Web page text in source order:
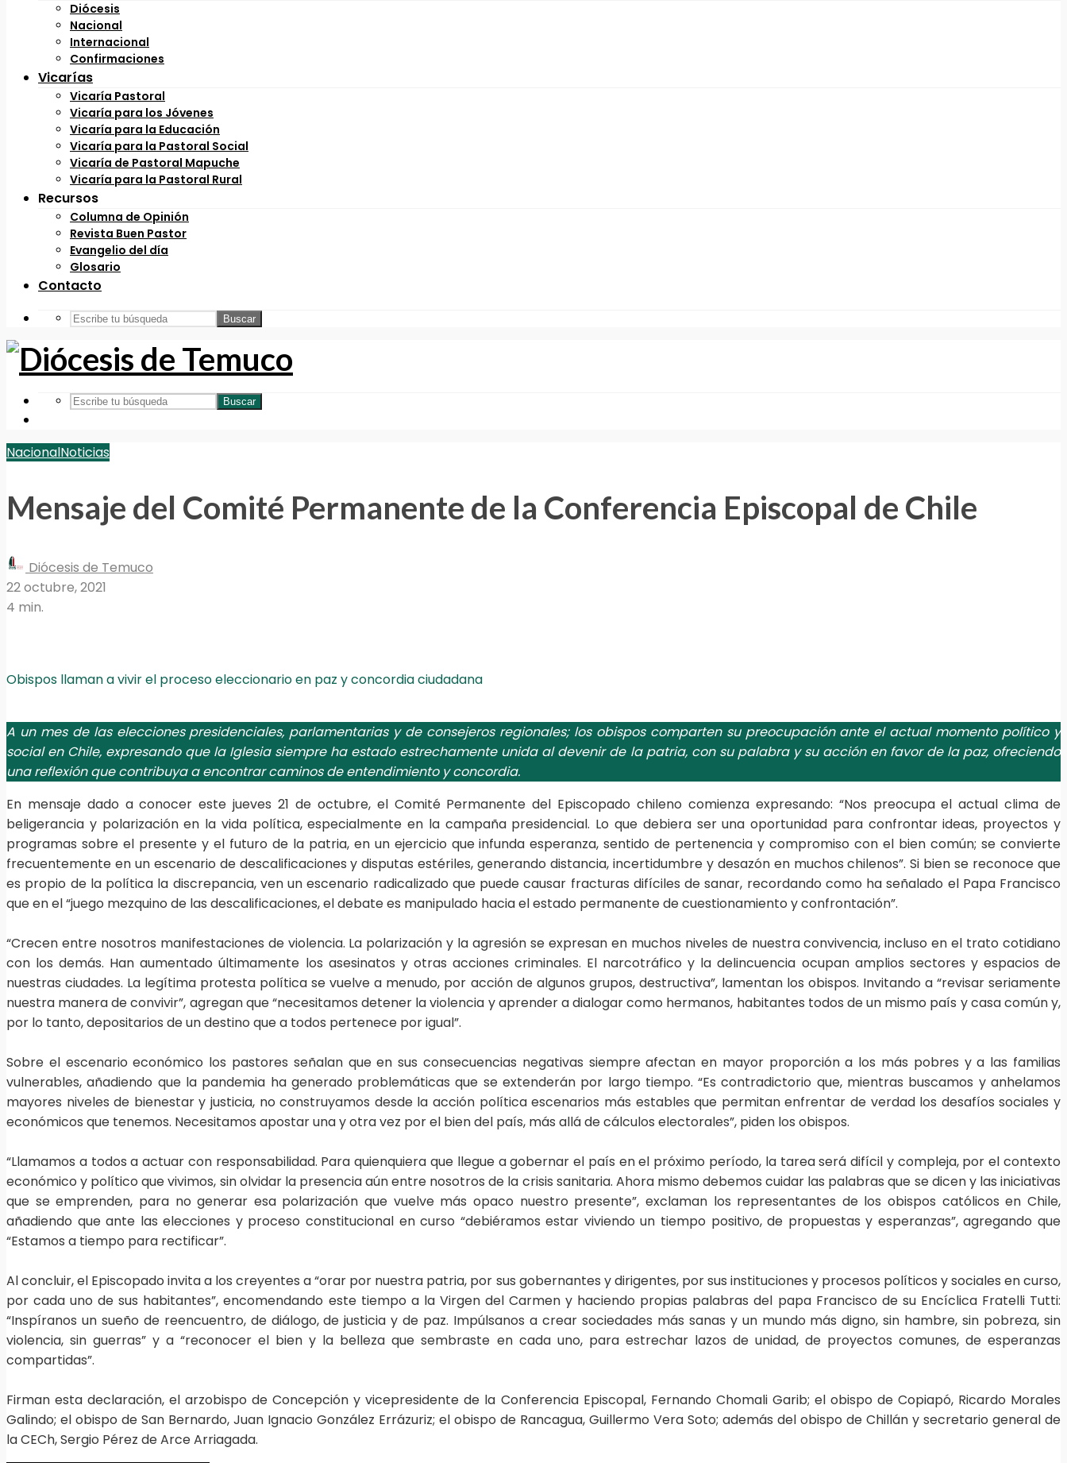
Diócesis
Nacional
Internacional
Confirmaciones
Vicarías
Vicaría Pastoral
Vicaría para los Jóvenes
Vicaría para la Educación
Vicaría para la Pastoral Social
Vicaría de Pastoral Mapuche
Vicaría para la Pastoral Rural
Recursos
Columna de Opinión
Revista Buen Pastor
Evangelio del día
Glosario
Contacto
Buscar
Buscar
NacionalNoticias
Mensaje del Comité Permanente de la Conferencia Episcopal de Chile
Diócesis de Temuco
22 octubre, 2021
4 min.
Obispos llaman a vivir el proceso eleccionario en paz y concordia ciudadana
A un mes de las elecciones presidenciales, parlamentarias y de consejeros regionales; los obispos comparten su preocupación ante el actual momento político y
social en Chile, expresando que la Iglesia siempre ha estado estrechamente unida al devenir de la patria, con su palabra y su acción en favor de la paz, ofreciendo
una reflexión que contribuya a encontrar caminos de entendimiento y concordia.
En mensaje dado a conocer este jueves 21 de octubre, el Comité Permanente del Episcopado chileno comienza expresando: “Nos preocupa el actual clima de
beligerancia y polarización en la vida política, especialmente en la campaña presidencial. Lo que debiera ser una oportunidad para confrontar ideas, proyectos y
programas sobre el presente y el futuro de la patria, en un ejercicio que infunda esperanza, sentido de pertenencia y compromiso con el bien común; se convierte
frecuentemente en un escenario de descalificaciones y disputas estériles, generando distancia, incertidumbre y desazón en muchos chilenos”. Si bien se reconoce que
es propio de la política la discrepancia, ven un escenario radicalizado que puede causar fracturas difíciles de sanar, recordando como ha señalado el Papa Francisco
que en el “juego mezquino de las descalificaciones, el debate es manipulado hacia el estado permanente de cuestionamiento y confrontación”.
“Crecen entre nosotros manifestaciones de violencia. La polarización y la agresión se expresan en muchos niveles de nuestra convivencia, incluso en el trato cotidiano
con los demás. Han aumentado últimamente los asesinatos y otras acciones criminales. El narcotráfico y la delincuencia ocupan amplios sectores y espacios de
nuestras ciudades. La legítima protesta política se vuelve a menudo, por acción de algunos grupos, destructiva”, lamentan los obispos. Invitando a “revisar seriamente
nuestra manera de convivir”, agregan que “necesitamos detener la violencia y aprender a dialogar como hermanos, habitantes todos de un mismo país y casa común y,
por lo tanto, depositarios de un destino que a todos pertenece por igual”.
Sobre el escenario económico los pastores señalan que en sus consecuencias negativas siempre afectan en mayor proporción a los más pobres y a las familias
vulnerables, añadiendo que la pandemia ha generado problemáticas que se extenderán por largo tiempo. “Es contradictorio que, mientras buscamos y anhelamos
mayores niveles de bienestar y justicia, no construyamos desde la acción política escenarios más estables que permitan enfrentar de verdad los desafíos sociales y
económicos que tenemos. Necesitamos apostar una y otra vez por el bien del país, más allá de cálculos electorales”, piden los obispos.
“Llamamos a todos a actuar con responsabilidad. Para quienquiera que llegue a gobernar el país en el próximo período, la tarea será difícil y compleja, por el contexto
económico y político que vivimos, sin olvidar la presencia aún entre nosotros de la crisis sanitaria. Ahora mismo debemos cuidar las palabras que se dicen y las iniciativas
que se emprenden, para no generar esa polarización que vuelve más opaco nuestro presente”, exclaman los representantes de los obispos católicos en Chile,
añadiendo que ante las elecciones y proceso constitucional en curso “debiéramos estar viviendo un tiempo positivo, de propuestas y esperanzas”, agregando que
“Estamos a tiempo para rectificar”.
Al concluir, el Episcopado invita a los creyentes a “orar por nuestra patria, por sus gobernantes y dirigentes, por sus instituciones y procesos políticos y sociales en curso,
por cada uno de sus habitantes”, encomendando este tiempo a la Virgen del Carmen y haciendo propias palabras del papa Francisco de su Encíclica Fratelli Tutti:
“Inspíranos un sueño de reencuentro, de diálogo, de justicia y de paz. Impúlsanos a crear sociedades más sanas y un mundo más digno, sin hambre, sin pobreza, sin
violencia, sin guerras” y a “reconocer el bien y la belleza que sembraste en cada uno, para estrechar lazos de unidad, de proyectos comunes, de esperanzas
compartidas”.
Firman esta declaración, el arzobispo de Concepción y vicepresidente de la Conferencia Episcopal, Fernando Chomali Garib; el obispo de Copiapó, Ricardo Morales
Galindo; el obispo de San Bernardo, Juan Ignacio González Errázuriz; el obispo de Rancagua, Guillermo Vera Soto; además del obispo de Chillán y secretario general de
la CECh, Sergio Pérez de Arce Arriagada.